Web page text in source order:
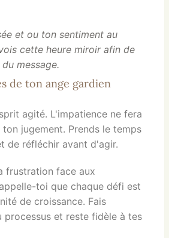
et ou ton sentiment au
cette heure miroir afin de
message.
de ton ange gardien
agité. L'impatience ne fera
jugement. Prends le temps
de réfléchir avant d'agir.
frustration face aux
toi que chaque défi est
de croissance. Fais
processus et reste fidèle à tes